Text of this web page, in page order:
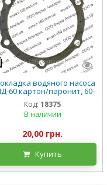
водяного насоса
60 картон/паронит, 60-
13130.10
Код: 18375
В наличии
20,00 грн.
Купить